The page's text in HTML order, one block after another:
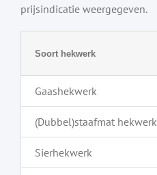
prijsindicatie weergegeven.
Soort hekwerk
Gaashekwerk
(Dubbel)staafmat hekwerk
Sierhekwerk